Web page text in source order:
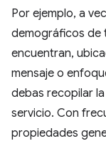
Por ejemplo, a
demográficos de
encuentran,
mensaje o
debas recopilar
servicio. Con
propiedades